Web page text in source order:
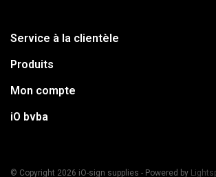
Service à la clientèle
Produits
Mon compte
iO bvba
© Copyright 2026 iO-sign supplies - Powered by